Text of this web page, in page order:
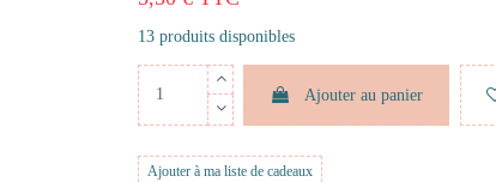
13 produits disponibles
Ajouter au panier
Ajouter à ma liste de cadeaux